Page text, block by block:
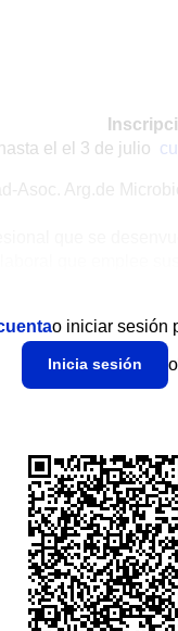
hasta el el 3 de julio
Asoc. Arg.de
o iniciar sesión
Inicia sesión o